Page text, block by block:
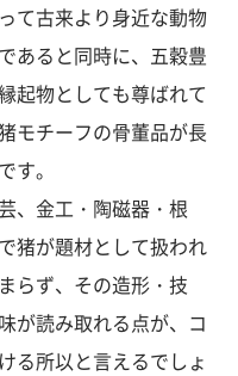
て古来より身近な動物
あると同時に、五穀豊
起物としても尊ばれて
モチーフの骨董品が長
す。
、金工・陶磁器・根
猪が題材として扱われ
らず、その造形・技
が読み取れる点が、コ
る所以と言えるでしょ